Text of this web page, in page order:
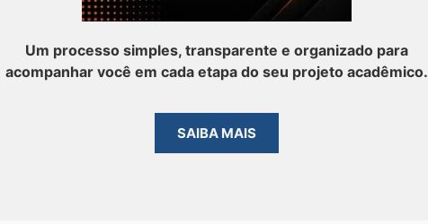
Um processo simples, transparente e organizado para
acompanhar você em cada etapa do seu projeto acadêmico.
SAIBA MAIS